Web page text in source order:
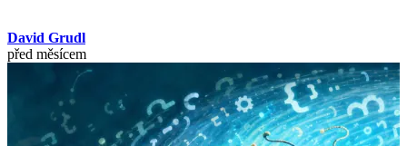
David Grudl
před měsícem